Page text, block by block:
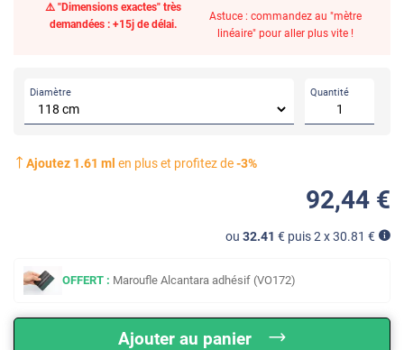
⚠️ "Dimensions exactes" très
demandées : +15j de délai.
Astuce : commandez au "mètre
linéaire" pour aller plus vite !
Diamètre Quantité
Ajoutez 1.61 ml en plus et profitez de-3%
92,44 €
ou 32.41 € puis 2 x30.81 €
OFFERT : Maroufle Alcantara adhésif (VO172)
Ajouter au panier